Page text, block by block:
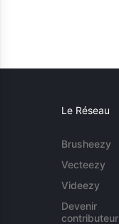
Le Réseau
Brusheezy
Vecteezy
Videezy
Devenir
contributeur